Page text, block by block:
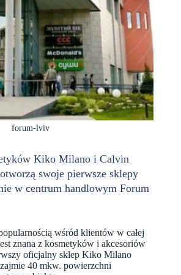
forum-lviv
Kiko Milano i Calvin
swoje pierwsze sklepy
w centrum handlowym Forum
wśród klientów w całej
znana z kosmetyków i akcesoriów
oficjalny sklep Kiko Milano
40 mkw. powierzchni